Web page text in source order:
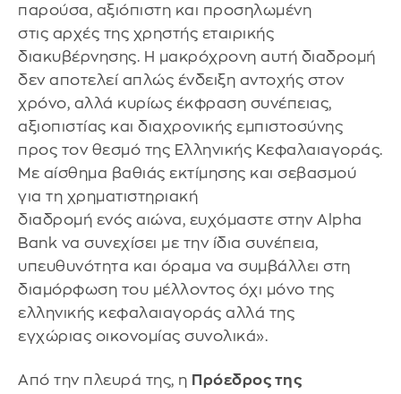
παρούσα, αξιόπιστη και προσηλωμένη
στις αρχές της χρηστής εταιρικής
διακυβέρνησης. Η μακρόχρονη αυτή διαδρομή
δεν αποτελεί απλώς ένδειξη αντοχής στον
χρόνο, αλλά κυρίως έκφραση συνέπειας,
αξιοπιστίας και διαχρονικής εμπιστοσύνης
προς τον θεσμό της Ελληνικής Κεφαλαιαγοράς.
Με αίσθημα βαθιάς εκτίμησης και σεβασμού
για τη χρηματιστηριακή
διαδρομή ενός αιώνα, ευχόμαστε στην Alpha
Bank να συνεχίσει με την ίδια συνέπεια,
υπευθυνότητα και όραμα να συμβάλλει στη
διαμόρφωση του μέλλοντος όχι μόνο της
ελληνικής κεφαλαιαγοράς αλλά της
εγχώριας οικονομίας συνολικά».
Από την πλευρά της, η Πρόεδρος της